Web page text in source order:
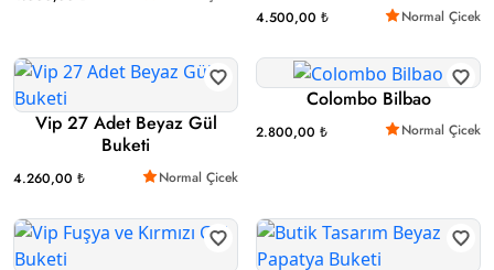
4.500,00 ₺ Normal Çicek
Vip 27 Adet Beyaz Gül
Buketi
4.260,00 ₺ Normal Çicek
Colombo Bilbao
2.800,00 ₺ Normal Çicek